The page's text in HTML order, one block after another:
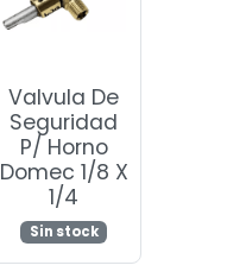
Valvula De
Seguridad
P/ Horno
Domec 1/8 X
1/4
Sin stock